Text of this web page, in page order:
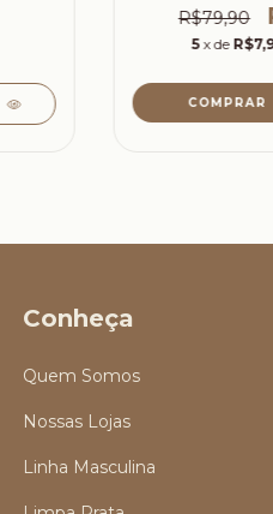
R$79,90
5 x de
Conheça
Quem Somos
Nossas Lojas
Linha Masculina